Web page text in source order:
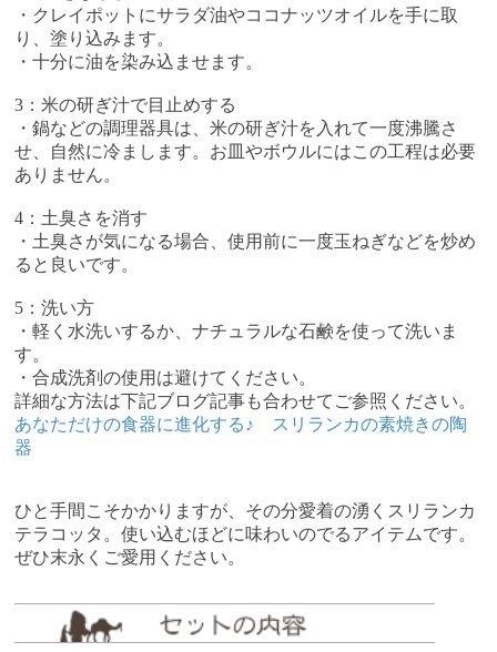
・クレイポットにサラダ油やココナッツオイルを手に取
り、塗り込みます。
・十分に油を染み込ませます。
3：米の研ぎ汁で目止めする
・鍋などの調理器具は、米の研ぎ汁を入れて一度沸騰さ
せ、自然に冷まします。お皿やボウルにはこの工程は必要
ありません。
4：土臭さを消す
・土臭さが気になる場合、使用前に一度玉ねぎなどを炒め
ると良いです。
5：洗い方
・軽く水洗いするか、ナチュラルな石鹸を使って洗いま
す。
・合成洗剤の使用は避けてください。
詳細な方法は下記ブログ記事も合わせてご参照ください。
あなただけの食器に進化する♪ スリランカの素焼きの陶
器
ひと手間こそかかりますが、その分愛着の湧くスリランカ
テラコッタ。使い込むほどに味わいのでるアイテムです。
ぜひ末永くご愛用ください。